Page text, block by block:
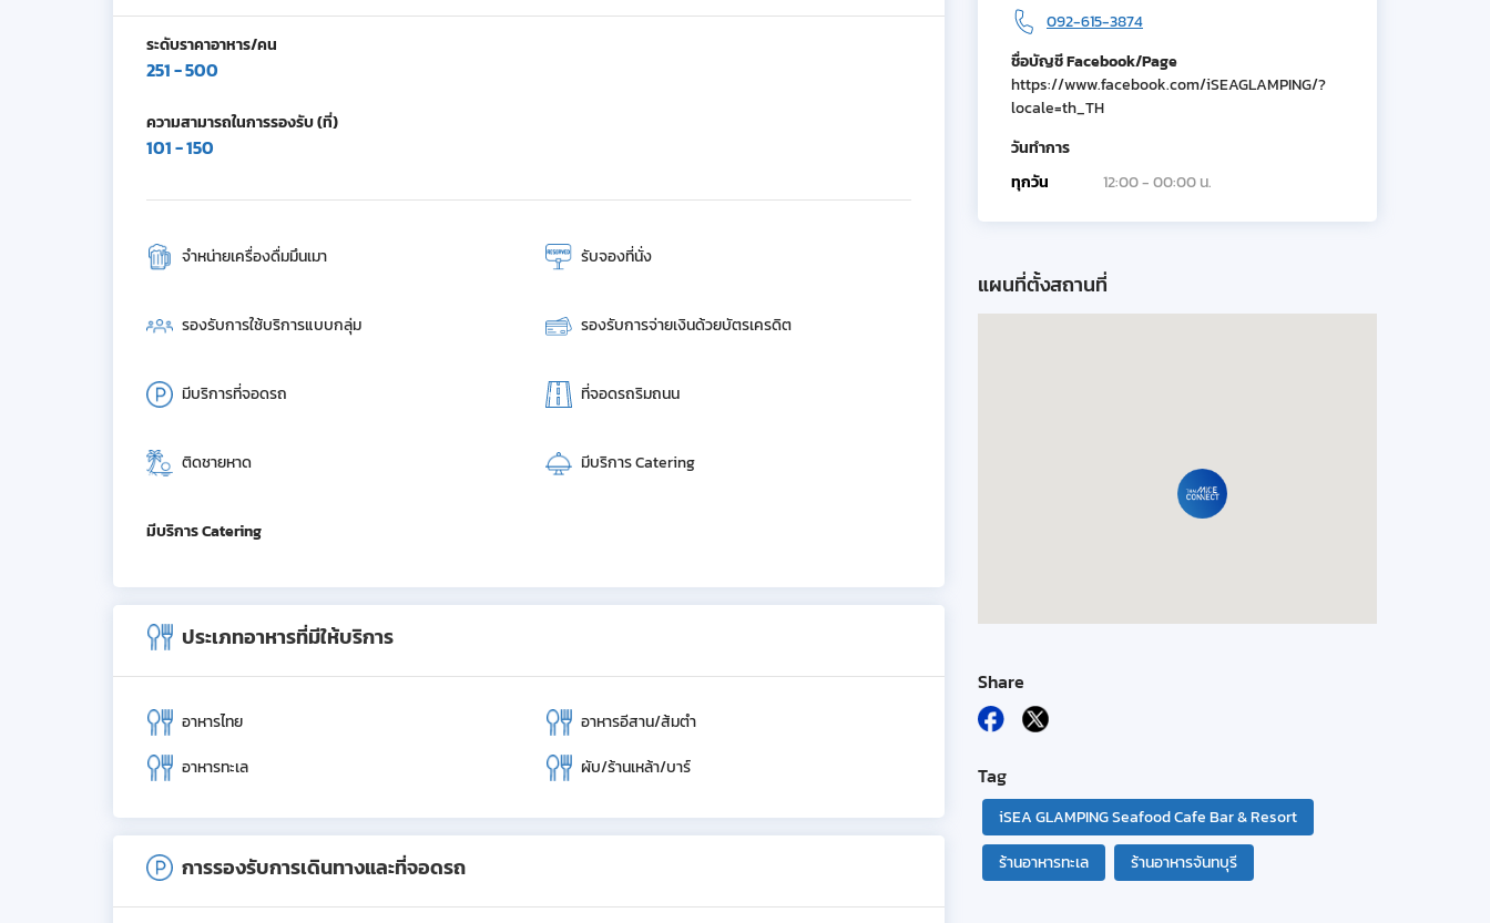
ระดับราคาอาหาร/คน
251 - 500
ความสามารถในการรองรับ (ที่)
101 - 150
จำหน่ายเครื่องดื่มมึนเมา รับจองที่นั่ง
รองรับการใช้บริการแบบกลุ่ม รองรับการจ่ายเงินด้วยบัตรเครดิต
มีบริการที่จอดรถ ที่จอดรถริมถนน
ติดชายหาด มีบริการ Catering
มีบริการ Catering
ประเภทอาหารที่มีให้บริการ
อาหารไทย
อาหารอีสาน/ส้มตำ
อาหารทะเล
ผับ/ร้านเหล้า/บาร์
การรองรับการเดินทางและที่จอดรถ
092-615-3874
ชื่อบัญชี Facebook/Page
https://www.facebook.com/iSEAGLAMPING/?
locale=th_TH
วันทำการ
ทุกวัน
12:00 - 00:00 น.
แผนที่ตั้งสถานที่
Share
Tag
iSEA GLAMPING Seafood Cafe Bar & Resort
ร้านอาหารทะเล
ร้านอาหารจันทบุรี